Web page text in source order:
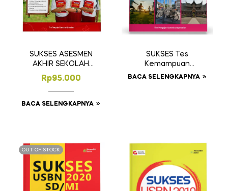
SUKSES ASESMEN
AKHIR SEKOLAH
SD/MI
Rp95.000
BACA SELENGKAPNYA
SUKSES Tes
Kemampuan
Akademik SD
BACA SELENGKAPNYA
OUT OF STOCK